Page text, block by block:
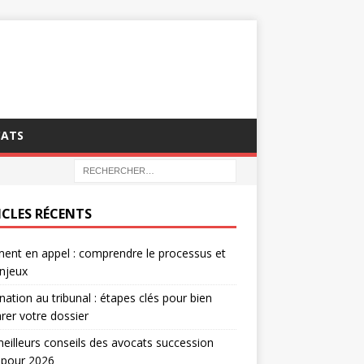
RÉCENTS
en appel : comprendre le processus et
au tribunal : étapes clés pour bien
votre dossier
conseils des avocats succession
2026